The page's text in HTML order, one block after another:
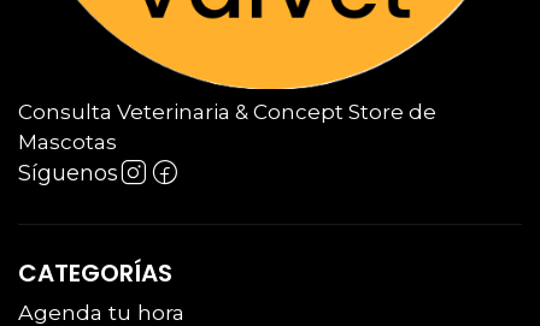
Consulta Veterinaria & Concept Store de
Mascotas
Síguenos
CATEGORÍAS
Agenda tu hora